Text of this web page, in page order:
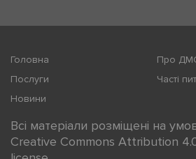
Головна
Про
Послуги
Часті
Новини
Всі матеріали розміщені на
Creative Commons Attribution